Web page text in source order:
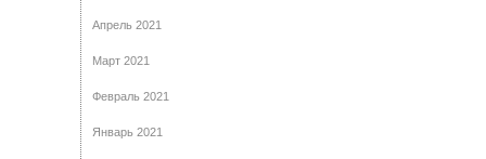
Апрель 2021
Март 2021
Февраль 2021
Январь 2021